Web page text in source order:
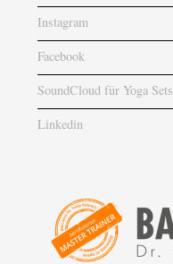
Instagram
Facebook
SoundCloud für Yoga Sets
Linkedin